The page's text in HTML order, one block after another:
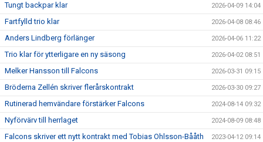
Tungt backpar klar 2026-04-09 14:04
Fartfylld trio klar 2026-04-08 08:46
Anders Lindberg förlänger 2026-04-06 11:22
Trio klar för ytterligare en ny säsong 2026-04-02 08:51
Melker Hansson till Falcons 2026-03-31 09:15
Bröderna Zellén skriver flerårskontrakt 2026-03-30 09:27
Rutinerad hemvändare förstärker Falcons 2024-08-14 09:32
Nyförvärv till herrlaget 2024-08-09 08:48
Falcons skriver ett nytt kontrakt med Tobias Ohlsson-Bååth 2023-04-12 09:14